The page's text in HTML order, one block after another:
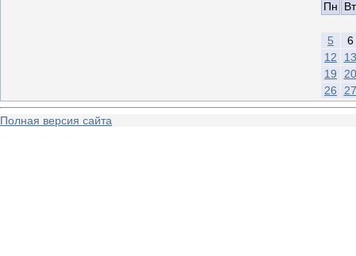
Пн Вт
5
6
12
13
19
20
26
27
Полная версия сайта